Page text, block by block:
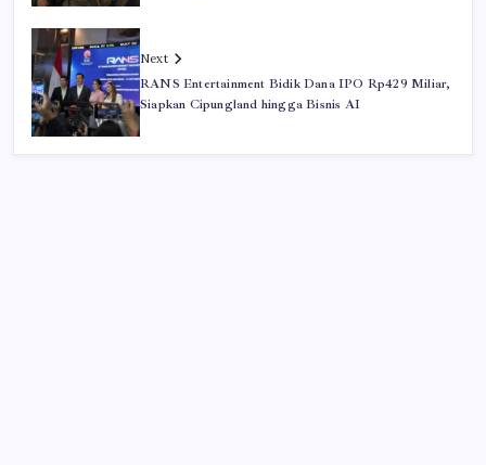
Next
RANS Entertainment Bidik Dana IPO Rp429 Miliar,
Siapkan Cipungland hingga Bisnis AI